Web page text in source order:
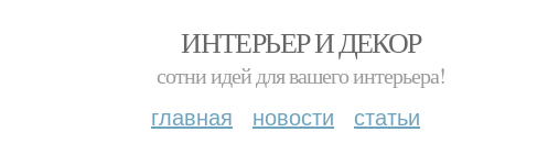
ИНТЕРЬЕР И ДЕКОР
сотни идей для вашего интерьера!
главная новости статьи